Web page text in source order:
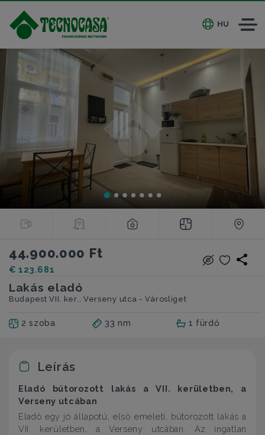
HU
44.900.000 Ft
€ 123.681
Lakás eladó
Budapest VII. ker., Verseny utca - Városliget
2 szoba 33 nm 1 fürdő
Leírás
Eladó bútorozott lakás a VII. kerületben, a
Verseny utcában
Eladó egy jó állapotú, első emeleti, bútorozott lakás a
VII. kerületben, a Verseny utcában. Az ingatlan